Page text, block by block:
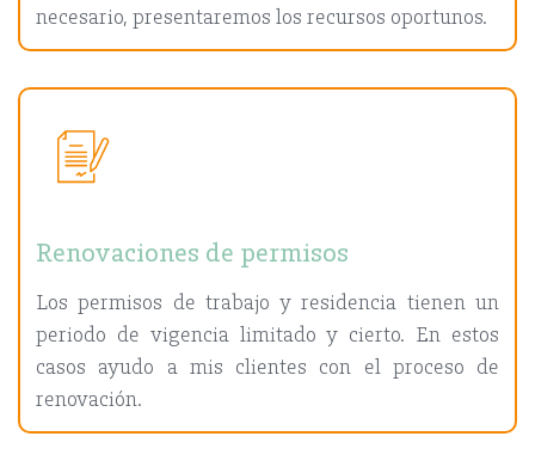
necesario, presentaremos los recursos oportunos.
Renovaciones de permisos
Los permisos de trabajo y residencia tienen un
periodo de vigencia limitado y cierto. En estos
casos ayudo a mis clientes con el proceso de
renovación.